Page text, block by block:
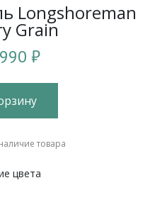
Longshoreman
Grain
₽
товара
цвета